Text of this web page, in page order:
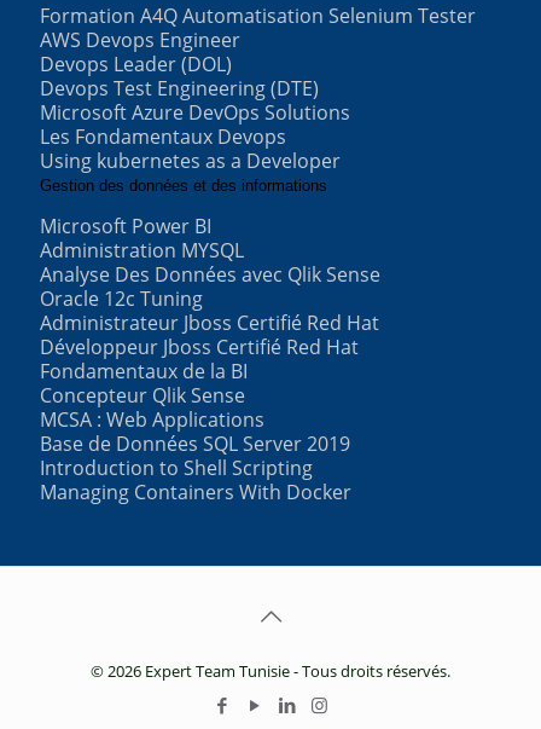
Formation A4Q Automatisation Selenium Tester
AWS Devops Engineer
Devops Leader (DOL)
Devops Test Engineering (DTE)
Microsoft Azure DevOps Solutions
Les Fondamentaux Devops
Using kubernetes as a Developer
Gestion des données et des informations
Microsoft Power BI
Administration MYSQL
Analyse Des Données avec Qlik Sense
Oracle 12c Tuning
Administrateur Jboss Certifié Red Hat
Développeur Jboss Certifié Red Hat
Fondamentaux de la BI
Concepteur Qlik Sense
MCSA : Web Applications
Base de Données SQL Server 2019
Introduction to Shell Scripting
Managing Containers With Docker
© 2026 Expert Team Tunisie - Tous droits réservés.